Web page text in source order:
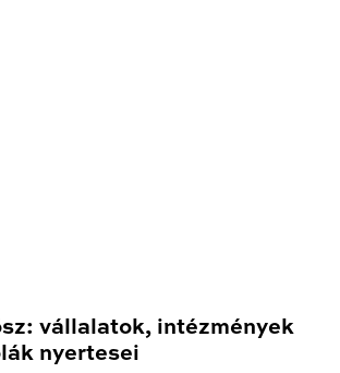
vállalatok, intézmények
nyertesei